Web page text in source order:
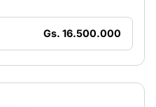
Gs. 16.500.000